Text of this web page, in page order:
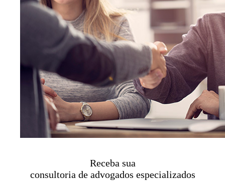
Receba sua
consultoria de advogados especializados